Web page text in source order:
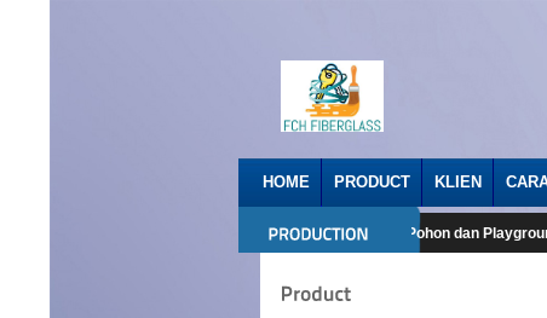
HOME PRODUCT KLIEN
Bracket fiberglass Rumah Pohon dan Playground